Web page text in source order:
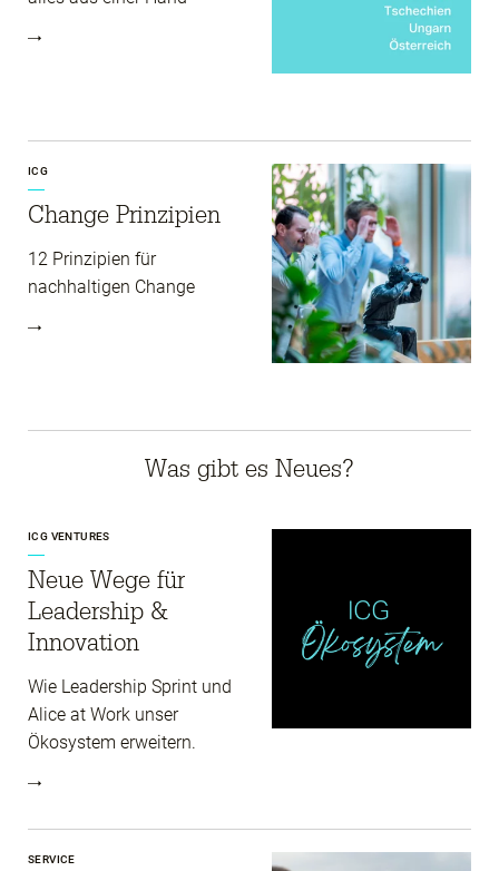
ICG
Change Prinzipien
12 Prinzipien für
nachhaltigen Change
Was gibt es Neues?
ICG VENTURES
Neue Wege für
Leadership &
Innovation
Wie Leadership Sprint und
Alice at Work unser
Ökosystem erweitern.
SERVICE